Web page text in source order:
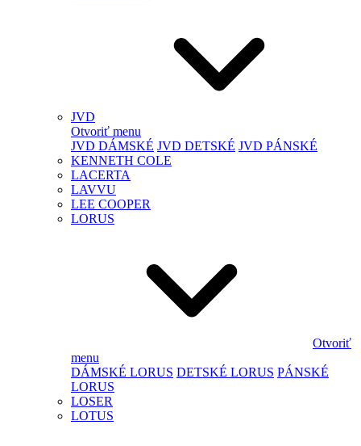
JVD
Otvoriť menu
JVD DÁMSKÉ JVD DETSKÉ JVD PÁNSKÉ
KENNETH COLE
LACERTA
LAVVU
LEE COOPER
LORUS
Otvoriť
menu
DÁMSKÉ LORUS DETSKÉ LORUS PÁNSKÉ
LORUS
LOSER
LOTUS